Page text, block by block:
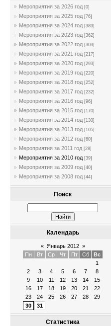
Мероприятия за 2026 год [0]
Мероприятия за 2025 год [76]
Мероприятия за 2024 год [389]
Мероприятия за 2023 год [362]
Мероприятия за 2022 год [303]
Мероприятия за 2021 год [217]
Мероприятия за 2020 год [293]
Мероприятия за 2019 год [220]
Мероприятия за 2018 год [252]
Мероприятия за 2017 год [232]
Мероприятия за 2016 год [96]
Мероприятия за 2015 год [170]
Мероприятия за 2014 год [130]
Мероприятия за 2013 год [105]
Мероприятия за 2012 год [60]
Мероприятия за 2011 год [28]
Мероприятия за 2010 год [39]
Мероприятия за 2009 год [40]
Мероприятия за 2008 год [44]
Поиск
Календарь
« Январь 2012 »
Пн
Вт Ср Чт Пт Сб
Вс
1
2
3 4 5 6 7
8
9
10 11 12 13 14
15
16
17 18 19 20 21
22
23
24 25 26 27 28
29
30
31
Статистика